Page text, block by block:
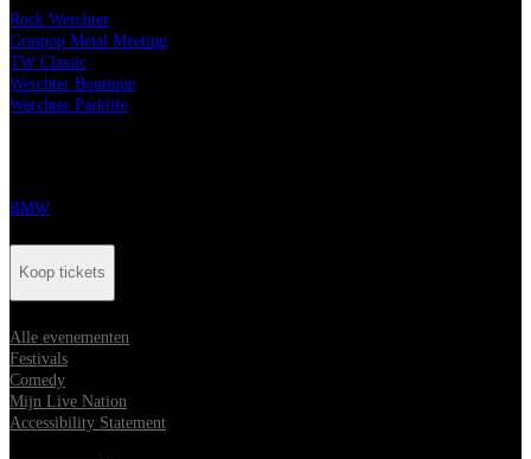
Rock Werchter
Graspop Metal Meeting
TW Classic
Werchter Boutique
Werchter Parklife
BMW
Koop tickets
Alle evenementen
Festivals
Comedy
Mijn Live Nation
Accessibility Statement